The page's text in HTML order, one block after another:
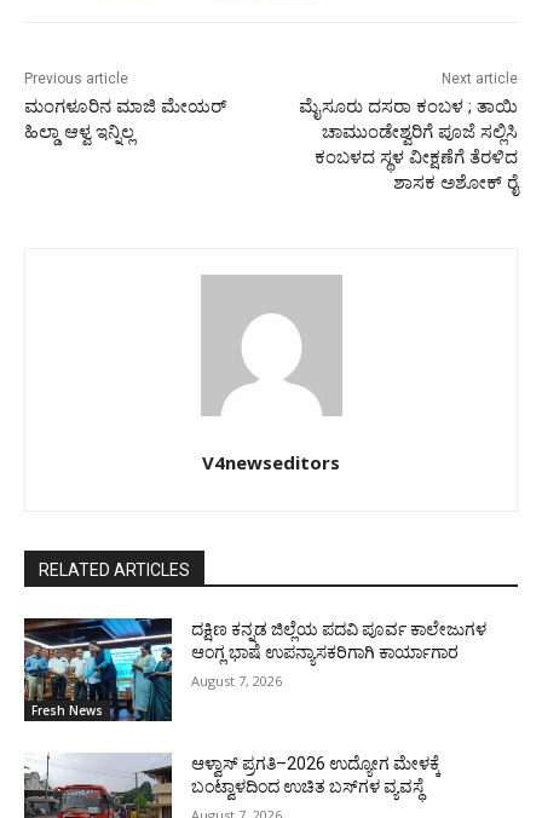
Previous article
ಮಂಗಳೂರಿನ ಮಾಜಿ ಮೇಯರ್
ಹಿಲ್ಡಾ ಆಳ್ವ ಇನ್ನಿಲ್ಲ
Next article
ಮೈಸೂರು ದಸರಾ ಕಂಬಳ ; ತಾಯಿ
ಚಾಮುಂಡೇಶ್ವರಿಗೆ ಪೂಜೆ ಸಲ್ಲಿಸಿ
ಕಂಬಳದ ಸ್ಥಳ ವೀಕ್ಷಣೆಗೆ ತೆರಳಿದ
ಶಾಸಕ ಅಶೋಕ್ ರೈ
V4newseditors
RELATED ARTICLES
Fresh News
ದಕ್ಷಿಣ ಕನ್ನಡ ಜಿಲ್ಲೆಯ ಪದವಿ ಪೂರ್ವ ಕಾಲೇಜುಗಳ
ಆಂಗ್ಲ ಭಾಷೆ ಉಪನ್ಯಾಸಕರಿಗಾಗಿ ಕಾರ್ಯಾಗಾರ
August 7, 2026
ಆಳ್ವಾಸ್ ಪ್ರಗತಿ–2026 ಉದ್ಯೋಗ ಮೇಳಕ್ಕೆ
ಬಂಟ್ವಾಳದಿಂದ ಉಚಿತ ಬಸ್‌ಗಳ ವ್ಯವಸ್ಥೆ